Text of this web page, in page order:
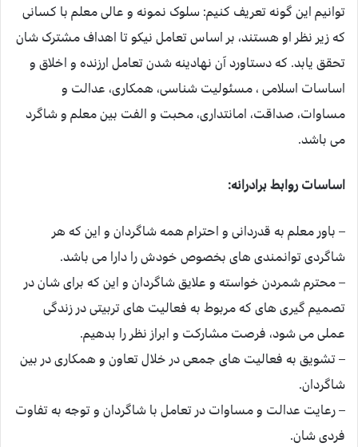
توانیم این گونه تعریف کنیم: سلوک نمونه و عالی معلم با کسانی
که زیر نظر او هستند، بر اساس تعامل نیکو تا اهداف مشترک شان
تحقق یابد. که دستاورد آن نهادینه شدن تعامل ارزنده و اخلاق و
اساسات اسلامی ، مسئولیت شناسی، همکاری، عدالت و
مساوات، صداقت، امانتداری، محبت و الفت بین معلم و شاگرد
می باشد.
اساسات روابط برادرانه:
– باور معلم به قدردانی و احترام همه شاگردان و این که هر
شاگردی توانمندی های بخصوص خودش را دارا می باشد.
– محترم شمردن خواسته و علایق شاگردان و این که برای شان در
تصمیم گیری های که مربوط به فعالیت های تربیتی در زندگی
عملی می شود، فرصت مشارکت و ابراز نظر را بدهیم.
– تشویق به فعالیت های جمعی در خلال تعاون و همکاری در بین
شاگردان.
– رعایت عدالت و مساوات در تعامل با شاگردان و توجه به تفاوت
فردی شان.